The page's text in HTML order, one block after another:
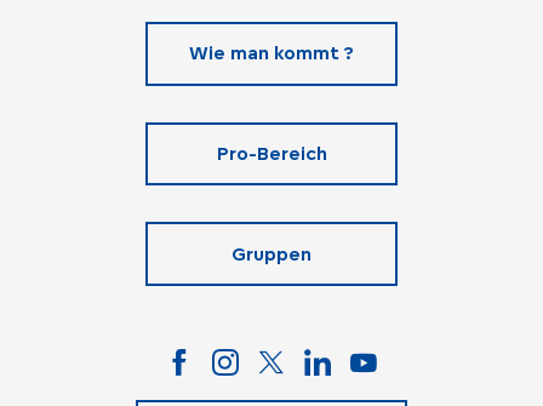
Wie man kommt ?
Pro-Bereich
Gruppen